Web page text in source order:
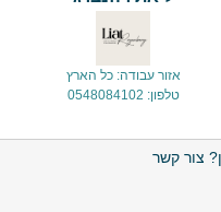
אזור עבודה: כל הארץ
טלפון: 0548084102
צור קשר